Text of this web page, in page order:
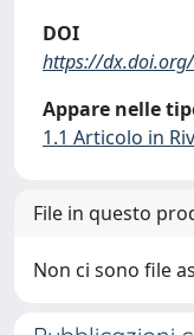
DOI
https://
Appare nelle
1.1 Articolo in
File in questo
Non ci sono file